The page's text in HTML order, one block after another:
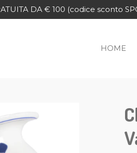
DA € 100 (codice sconto
HOME